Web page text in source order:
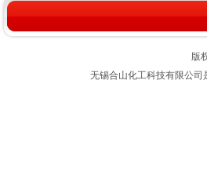
版
无锡合山化工科技有限公司